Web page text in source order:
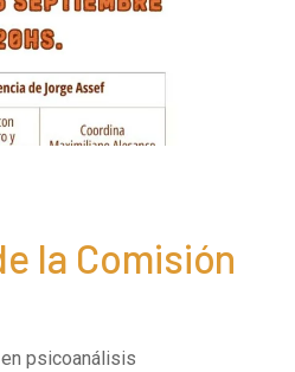
la Comisión
psicoanálisis